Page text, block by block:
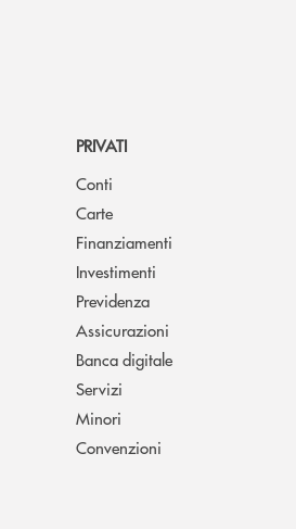
PRIVATI
Conti
Carte
Finanziamenti
Investimenti
Previdenza
Assicurazioni
Banca digitale
Servizi
Minori
Convenzioni